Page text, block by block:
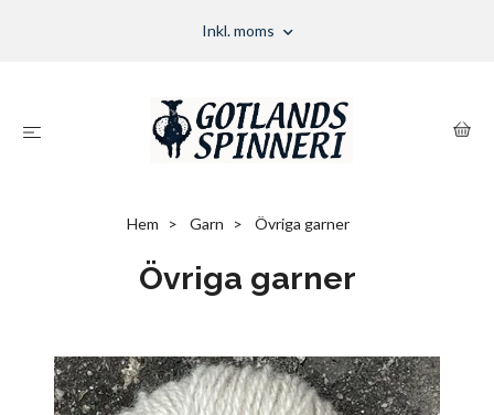
Inkl. moms
Hem Garn Övriga garner
Övriga garner